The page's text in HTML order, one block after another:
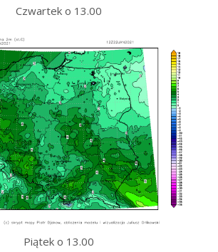
Czwartek o 13.00
Piątek o 13.00